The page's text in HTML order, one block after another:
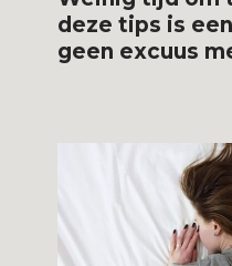
deze tips is
geen excuus